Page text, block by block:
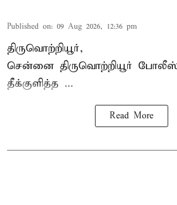
Published on: 09 Aug 2026, 12:36 pm
திருவொற்றியூர்,
சென்னை திருவொற்றியூர் போலீஸ்
தீக்குளித்த ...
Read More